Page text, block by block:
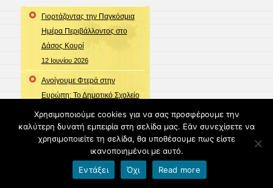
Γιορτάζοντας την Παγκόσμια
Ημέρα Περιβάλλοντος στο
Δάσος Κουρί
12 Ιουνίου 2026
Ανοίγουμε Φτερά στην
Ευρώπη: Το Δημοτικό Σχολείο
Ευξεινούπολης στο Ευρωπαϊκό
Πρόγραμμα DCYDE!
Μια συγγραφέας επιστρέφει στο
σχολείο της παιδικής της
Χρησιμοποιούμε cookies για να σας προσφέρουμε την
καλύτερη δυνατή εμπειρία στη σελίδα μας. Εάν συνεχίσετε να
χρησιμοποιείτε τη σελίδα, θα υποθέσουμε πως είστε
ικανοποιημένοι με αυτό.
Εντάξει
Όχι Read more